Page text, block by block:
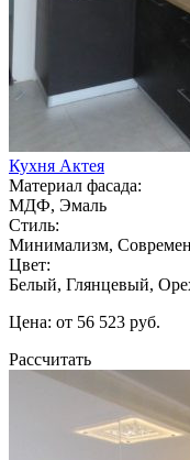
Кухня Актея
Материал фасада:
МДФ, Эмаль
Стиль:
Минимализм,
Цвет:
Белый, Глянцевый,
Цена: от 56 523 руб.
Рассчитать